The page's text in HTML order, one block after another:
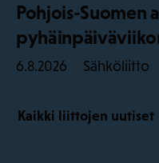
Pohjois-Suomen
6.8.2026 Sähköliitto
Kaikki liittojen uutiset